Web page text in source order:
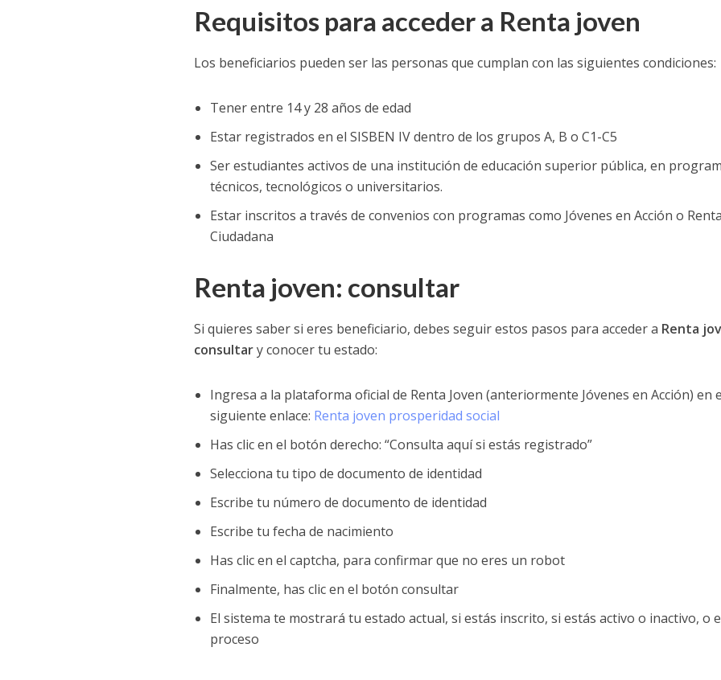
Requisitos para acceder a Renta joven
Los beneficiarios pueden ser las personas que cumplan con las siguientes condiciones:
Tener entre 14 y 28 años de edad
Estar registrados en el SISBEN IV dentro de los grupos A, B o C1-C5
Ser estudiantes activos de una institución de educación superior pública, en
técnicos, tecnológicos o universitarios.
Estar inscritos a través de convenios con programas como Jóvenes en Acción o Renta
Ciudadana
Renta joven: consultar
Si quieres saber si eres beneficiario, debes seguir estos pasos para acceder a Renta
consultary conocer tu estado:
Ingresa a la plataforma oficial de Renta Joven (anteriormente Jóvenes en Acción) en
siguiente enlace: Renta joven prosperidad social
Has clic en el botón derecho: “Consulta aquí si estás registrado”
Selecciona tu tipo de documento de identidad
Escribe tu número de documento de identidad
Escribe tu fecha de nacimiento
Has clic en el captcha, para confirmar que no eres un robot
Finalmente, has clic en el botón consultar
El sistema te mostrará tu estado actual, si estás inscrito, si estás activo o inactivo, o
proceso